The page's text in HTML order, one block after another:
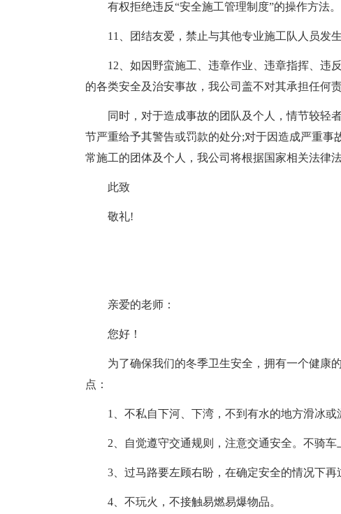
有权拒绝违反“安全施工管理制度”的操作方法。
11、团结友爱，禁止与其他专业施工队人员发
12、如因野蛮施工、违章作业、违章指挥、违
的各类安全及治安事故，我公司盖不对其承担任何责
同时，对于造成事故的团队及个人，情节较轻
节严重给予其警告或罚款的处分;对于因造成严重
常施工的团体及个人，我公司将根据国家相关法律
此致
敬礼!
亲爱的老师：
您好！
为了确保我们的冬季卫生安全，拥有一个健康
点：
1、不私自下河、下湾，不到有水的地方滑冰
2、自觉遵守交通规则，注意交通安全。不骑车
3、过马路要左顾右盼，在确定安全的情况下再
4、不玩火，不接触易燃易爆物品。